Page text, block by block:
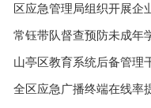
区应急管理局组织开展企
常钰带队督查预防未成年
山亭区教育系统后备管理
全区应急广播终端在线率